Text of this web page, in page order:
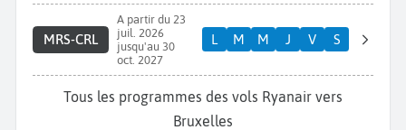
MRS-CRL
A partir du 23
juil. 2026
jusqu'au 30
oct. 2027
L M M J V S
Tous les programmes des vols Ryanair vers
Bruxelles